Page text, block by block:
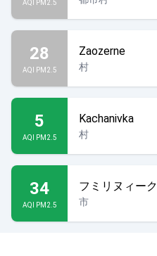
AQI PM2.5
28
AQI PM2.5
Zaozerne
村
5
AQI PM2.5
Kachanivka
村
34
AQI PM2.5
フミリヌィーク
市